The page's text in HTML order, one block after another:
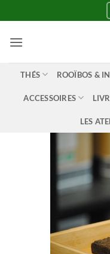
au
contenu
THÉS ROOÏBOS &
ACCESSOIRES
LES